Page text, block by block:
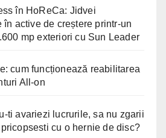
în HoReCa: Jidvei
în active de creștere printr-un
mp exteriori cu Sun Leader
cum funcționează reabilitarea
All-on
ti avariezi lucrurile, sa nu zgarii
cu o hernie de disc?